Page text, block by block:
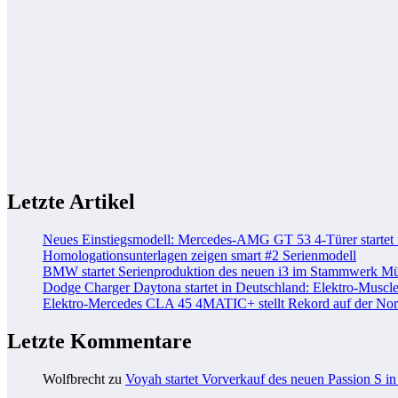
Letzte Artikel
Neues Einstiegsmodell: Mercedes-AMG GT 53 4-Türer startet
Homologationsunterlagen zeigen smart #2 Serienmodell
BMW startet Serienproduktion des neuen i3 im Stammwerk
Dodge Charger Daytona startet in Deutschland: Elektro-
Elektro-Mercedes CLA 45 4MATIC+ stellt Rekord auf der
Letzte Kommentare
Wolfbrecht zu Voyah startet Vorverkauf des neuen Passion S